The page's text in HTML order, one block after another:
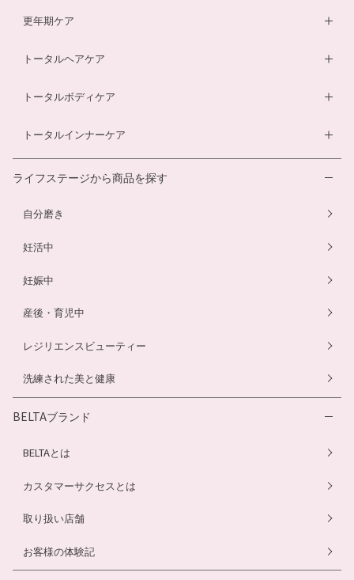
酵素ドリンク
温活シルク腹巻き
鉄分ラムネ
ルイボスティー
離乳食サービス
幼児食サービス
骨盤ベルト
ベビーオイル
更年期ケア
薬用入浴剤
トータルヘアケア
ヘアローション
ヘアカラートリートメント
トータルボディケア
ダイエットサプリ
酵素ドリンク
トータルインナーケア
ライフステージから商品を探す
自分磨き
妊活中
妊娠中
産後・育児中
レジリエンスビューティー
洗練された美と健康
BELTAブランド
BELTAとは
カスタマーサクセスとは
取り扱い店舗
お客様の体験記